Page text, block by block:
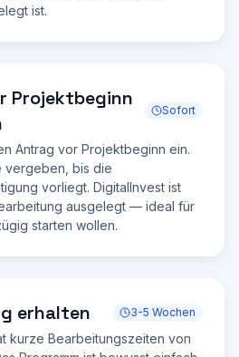
ist.
Projektbeginn
Sofort
Antrag vor Projektbeginn ein.
vergeben, bis die
vorliegt. DigitalInvest ist
ausgelegt — ideal für
starten wollen.
erhalten 3-5 Wochen
kurze Bearbeitungszeiten von